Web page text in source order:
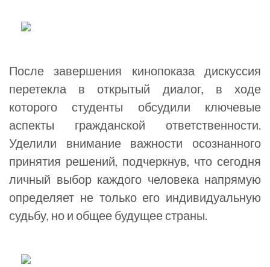
После завершения кинопоказа дискуссия
перетекла в открытый диалог, в ходе
которого студенты обсудили ключевые
аспекты гражданской ответственности.
Уделили внимание важности осознанного
принятия решений, подчеркнув, что сегодня
личный выбор каждого человека напрямую
определяет не только его индивидуальную
судьбу, но и общее будущее страны.